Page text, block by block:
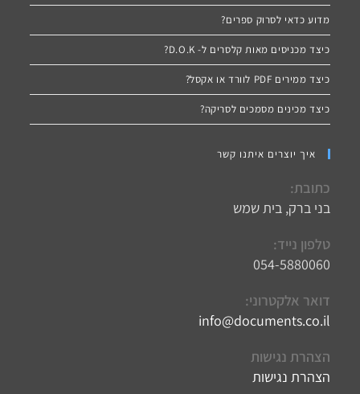
מדוע כדאי לסרוק ספרים?
כיצד מכניסים מאות קלסרים ל- D.O.K?
כיצד ממירים PDF לוורד או אקסל?
כיצד מכינים מסמכים לסריקה?
איך יוצרים איתנו קשר
כתובת:
בני ברק, בית שמש
טלפון נייד:
054-5880060
דואר אלקטרוני:
info@documents.co.il
הצהרת נגישות
הצהרת נגישות